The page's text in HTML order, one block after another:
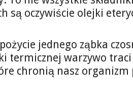
są oczywiście olejki
jednego ząbka
termicznej warzywo
chronią nasz